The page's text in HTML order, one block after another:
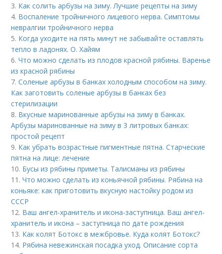
3. Как солить арбузы на зиму. Лучшие рецепты на зиму
4. Воспаление тройничного лицевого нерва. Симптомы
невралгии тройничного нерва
5. Когда уходите на пять минут не забывайте оставлять
тепло в ладонях. О. Хайям
6.Что можно сделать из плодов красной рябины. Варенье
из красной рябины
7.Соленые арбузы в банках холодным способом на зиму.
Как заготовить соленые арбузы в банках без
стерилизации
8. Вкусные маринованные арбузы на зиму в банках.
Арбузы маринованные на зиму в 3 литровых банках:
простой рецепт
9. Как убрать возрастные пигментные пятна. Старческие
пятна на лице: лечение
10. Бусы из рябины приметы. Талисманы из рябины
11.Что можно сделать из коньячной рябины. Рябина на
коньяке: как приготовить вкусную настойку родом из
СССР
12. Ваш ангел-хранитель и икона-заступница. Ваш ангел-
хранитель и икона – заступница по дате рождения
13. Как колят Ботокс в межбровье. Куда колят Ботокс?
14. Рябина невежинская посадка уход. Описание сорта